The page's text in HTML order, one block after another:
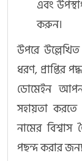
এবং
করুন।
উপরে
ধরণ, প্রাপ্তির
ডোমেইন
সহায়তা করতে
নামের
পছন্দ করার